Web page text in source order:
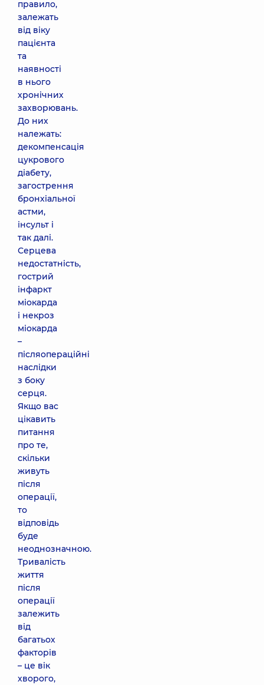
правило,
залежать
від віку
пацієнта
та
наявності
в нього
хронічних
захворювань.
До них
належать:
декомпенсація
цукрового
діабету,
загострення
бронхіальної
астми,
інсульт і
так далі.
Серцева
недостатність,
гострий
інфаркт
міокарда
і некроз
міокарда
–
післяопераційні
наслідки
з боку
серця.
Якщо вас
цікавить
питання
про те,
скільки
живуть
після
операції,
то
відповідь
буде
неоднозначною.
Тривалість
життя
після
операції
залежить
від
багатьох
факторів
– це вік
хворого,